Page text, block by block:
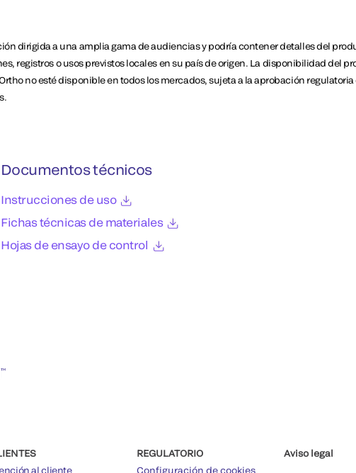
dirigida a una amplia gama de audiencias y podría contener detalles del
registros o usos previstos locales en su país de origen. La disponibilidad del
no esté disponible en todos los mercados, sujeta a la aprobación
Documentos técnicos
Instrucciones de uso
Fichas técnicas de materiales
Hojas de ensayo de control
al cliente
REGULATORIO
Configuración de cookies
Aviso legal